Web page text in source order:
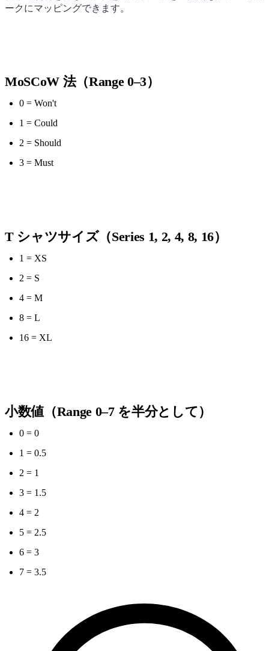
ークにマッピングできます。
MoSCoW 法（Range 0–3）
0 = Won't
1 = Could
2 = Should
3 = Must
T シャツサイズ（Series 1, 2, 4, 8, 16）
1 = XS
2 = S
4 = M
8 = L
16 = XL
小数値（Range 0–7 を半分として）
0 = 0
1 = 0.5
2 = 1
3 = 1.5
4 = 2
5 = 2.5
6 = 3
7 = 3.5